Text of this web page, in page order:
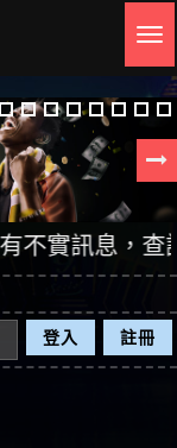
息，查證後
登入 註冊